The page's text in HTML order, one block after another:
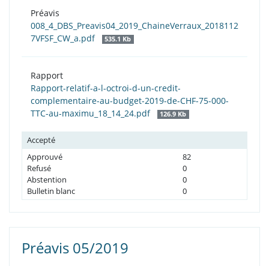
Préavis
008_4_DBS_Preavis04_2019_ChaineVerraux_2018112
7VFSF_CW_a.pdf
535.1 Kb
Rapport
Rapport-relatif-a-l-octroi-d-un-credit-
complementaire-au-budget-2019-de-CHF-75-000-
TTC-au-maximu_18_14_24.pdf
126.9 Kb
Accepté
Approuvé
82
Refusé
0
Abstention
0
Bulletin blanc
0
Préavis 05/2019